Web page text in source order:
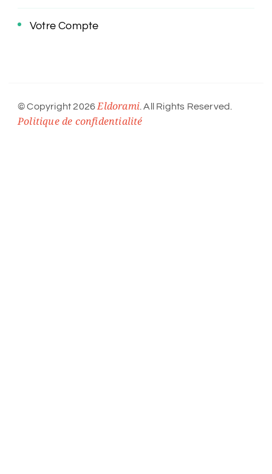
Votre Compte
© Copyright 2026 Eldorami . All Rights Reserved.
Politique de confidentialité